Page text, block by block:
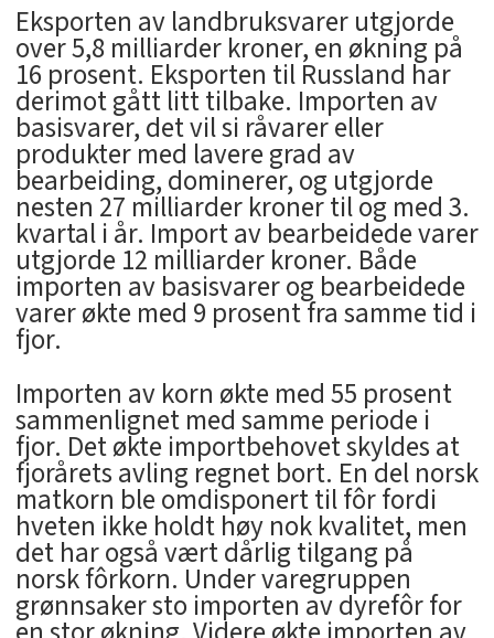
Eksporten av landbruksvarer utgjorde
over 5,8 milliarder kroner, en økning på
16 prosent. Eksporten til Russland har
derimot gått litt tilbake. Importen av
basisvarer, det vil si råvarer eller
produkter med lavere grad av
bearbeiding, dominerer, og utgjorde
nesten 27 milliarder kroner til og med 3.
kvartal i år. Import av bearbeidede varer
utgjorde 12 milliarder kroner. Både
importen av basisvarer og bearbeidede
varer økte med 9 prosent fra samme tid i
fjor.
Importen av korn økte med 55 prosent
sammenlignet med samme periode i
fjor. Det økte importbehovet skyldes at
fjorårets avling regnet bort. En del norsk
matkorn ble omdisponert til fôr fordi
hveten ikke holdt høy nok kvalitet, men
det har også vært dårlig tilgang på
norsk fôrkorn. Under varegruppen
grønnsaker sto importen av dyrefôr for